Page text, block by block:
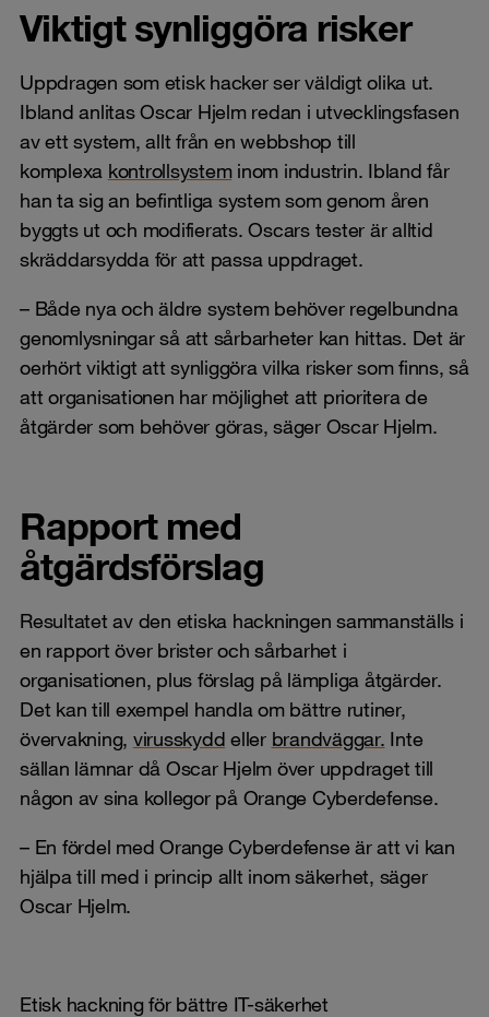
Viktigt synliggöra risker
Uppdragen som etisk hacker ser väldigt olika ut.
Ibland anlitas Oscar Hjelm redan i utvecklingsfasen
av ett system, allt från en webbshop till
komplexa kontrollsysteminom industrin. Ibland får
han ta sig an befintliga system som genom åren
byggts ut och modifierats. Oscars tester är alltid
skräddarsydda för att passa uppdraget.
– Både nya och äldre system behöver regelbundna
genomlysningar så att sårbarheter kan hittas. Det är
oerhört viktigt att synliggöra vilka risker som finns, så
att organisationen har möjlighet att prioritera de
åtgärder som behöver göras, säger Oscar Hjelm.
Rapport med
åtgärdsförslag
Resultatet av den etiska hackningen sammanställs i
en rapport över brister och sårbarhet i
organisationen, plus förslag på lämpliga åtgärder.
Det kan till exempel handla om bättre rutiner,
övervakning, virusskydd eller brandväggar. Inte
sällan lämnar då Oscar Hjelm över uppdraget till
någon av sina kollegor på Orange Cyberdefense.
– En fördel med Orange Cyberdefense är att vi kan
hjälpa till med i princip allt inom säkerhet, säger
Oscar Hjelm.
Etisk hackning för bättre IT-säkerhet